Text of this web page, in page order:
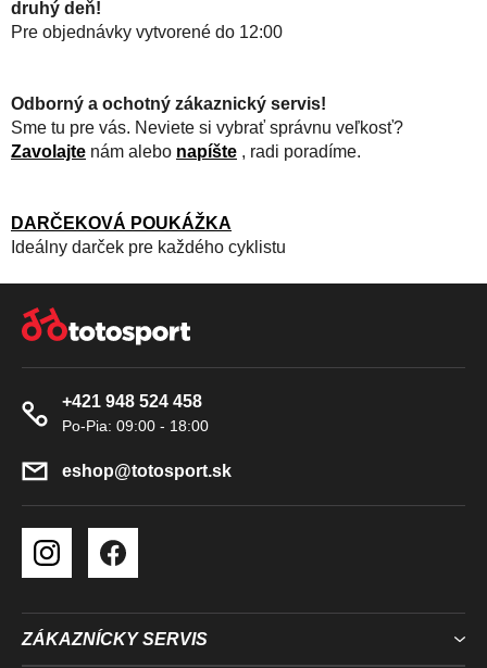
druhý deň!
Pre objednávky vytvorené do 12:00
Odborný a ochotný zákaznický servis!
Sme tu pre vás. Neviete si vybrať správnu veľkosť?
Zavolajte nám alebo napíšte , radi poradíme.
DARČEKOVÁ POUKÁŽKA
Ideálny darček pre každého cyklistu
eshop@totosport.sk
+421 948 524 458
ZÁKAZNÍCKY SERVIS